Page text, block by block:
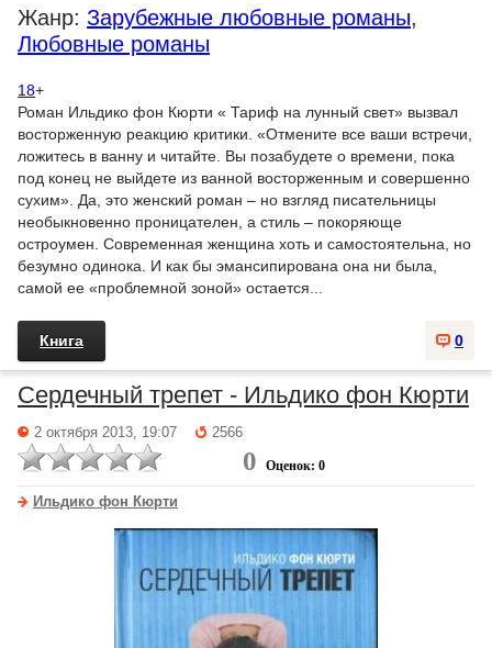
Жанр: Зарубежные любовные романы,
Любовные романы
18+
Роман Ильдико фон Кюрти « Тариф на лунный свет» вызвал
восторженную реакцию критики. «Отмените все ваши встречи,
ложитесь в ванну и читайте. Вы позабудете о времени, пока
под конец не выйдете из ванной восторженным и совершенно
сухим». Да, это женский роман – но взгляд писательницы
необыкновенно проницателен, а стиль – покоряюще
остроумен. Современная женщина хоть и самостоятельна, но
безумно одинока. И как бы эмансипирована она ни была,
самой ее «проблемной зоной» остается...
0
Книга
Сердечный трепет - Ильдико фон Кюрти
2 октября 2013, 19:07 2566
0 Оценок: 0
Ильдико фон Кюрти